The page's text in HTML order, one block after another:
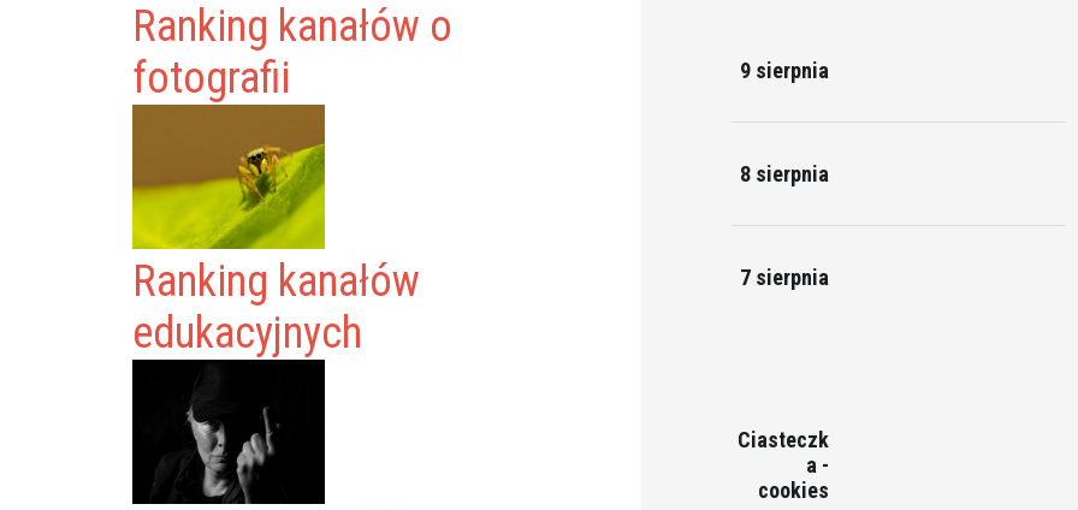
Ranking kanałów o
fotografii
Ranking kanałów
edukacyjnych
9 sierpnia
8 sierpnia
7 sierpnia
Ciasteczk
a -
cookies